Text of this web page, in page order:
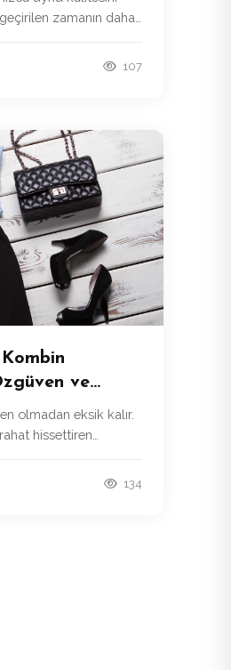
zamanın daha
107
ve
olmadan eksik kalır.
hissettiren
134